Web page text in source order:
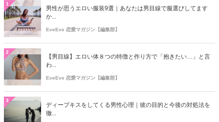
1
男性が思うエロい服装9選｜あなたは男目線で服選びしてます
か...
EveEve 恋愛マガジン【編集部】
2
【男目線】エロい体８つの特徴と作り方で「抱きたい…」と言
わ...
EveEve 恋愛マガジン【編集部】
3
ディープキスをしてくる男性心理｜彼の目的と今後の対処法を
徹...